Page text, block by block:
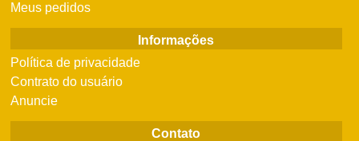
Meus pedidos
Informações
Política de privacidade
Contrato do usuário
Anuncie
Contato